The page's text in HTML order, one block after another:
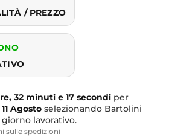
/ PREZZO
32 minuti e 16 secondi per
11 Agosto selezionando Bartolini
lavorativo.
sulle spedizioni